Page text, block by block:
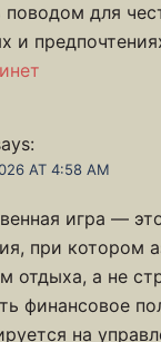
поводом для
и
AT 4:58 AM
игра —
при котором
отдыха, а не
финансовое
на